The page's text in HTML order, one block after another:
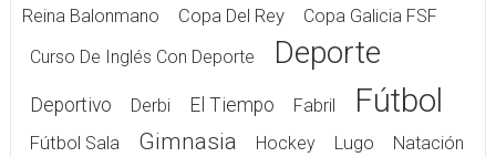
Reina Balonmano
Copa Del Rey
Copa Galicia FSF
Curso De Inglés Con Deporte
Deporte
Deportivo Derbi El Tiempo Fabril Fútbol
Fútbol Sala Gimnasia Hockey Lugo Natación